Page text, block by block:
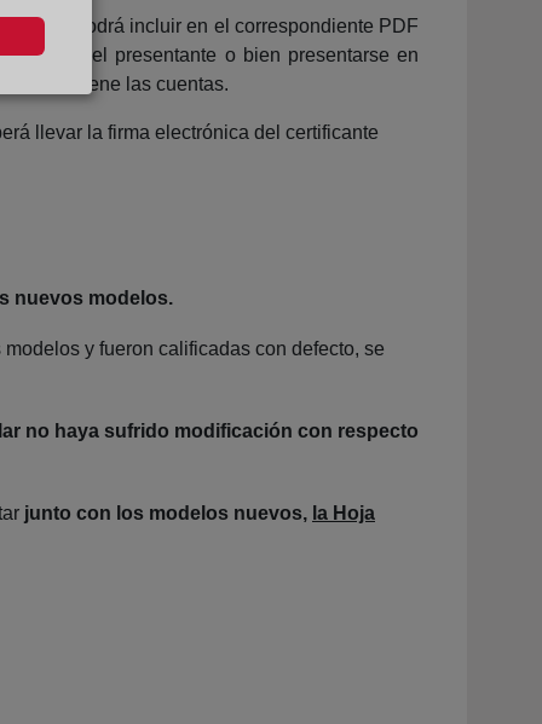
se podrá incluir en el correspondiente PDF
del presentante o bien presentarse en
que contiene las cuentas.
llevar la firma electrónica del certificante
nuevos modelos.
y fueron calificadas con defecto, se
no haya sufrido modificación con respecto
junto con los modelos nuevos, la Hoja